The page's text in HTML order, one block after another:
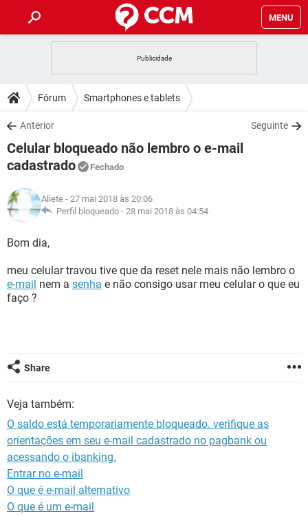
MENU
CELULAR FACEBOOK
OUTLOOK
INSTAGRAM GMAIL
GUIA DE COMPRAS
DICAS
JOGOS WHATSAPP
OUTLOOK
GUIA DE COMPRAS
DOWNLOADS
JOGOS WHATSAPP
CELULAR
OUTLOOK
INSTAGRAM
GUIA DE COMPRAS
FÓRUM
CELULAR FACEBOOK
GUIA DE COMPRAS
GLOSSÁRIO
JOGOS
CELULAR
OUTLOOK EXCEL
INSTAGRAM GMAIL
Fórum Smartphones e tablets
Anterior Seguinte
Celular bloqueado não lembro o e-mail
cadastrado
Fechado
Aliete - 27 mai 2018 às 20:06
Perfil bloqueado - 28 mai 2018 às 04:54
Bom dia,
meu celular travou tive que da reset nele mais não lembro o
e-mail nem a senha e não consigo usar meu celular o que eu
faço ?
Share
Veja também:
O saldo está temporariamente bloqueado. verifique as
orientações em seu e-mail cadastrado no pagbank ou
acessando o ibanking.
Entrar no e-mail
O que é e-mail alternativo
O que é um e-mail